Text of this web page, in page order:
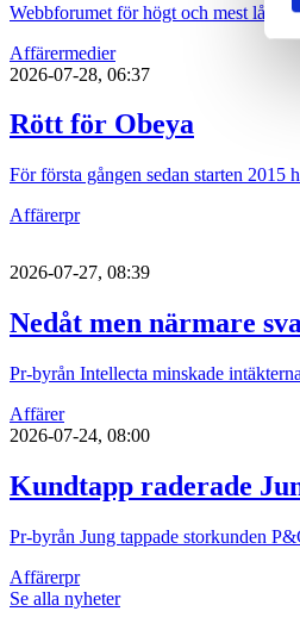
Webbforumet för högt och mest lågt,
Affärermedier
2026-07-28, 06:37
Rött för Obeya
För första gången sedan starten 2015
Affärerpr
2026-07-27, 08:39
Nedåt men närmare
Pr-byrån Intellecta minskade
Affärer
2026-07-24, 08:00
Kundtapp raderade
Pr-byrån Jung tappade storkunden
Affärerpr
Se alla nyheter